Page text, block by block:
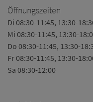
Öffnungszeiten
Di 08:30-11:45, 13:30-
Mi 08:30-11:45, 13:30-
Do 08:30-11:45, 13:30-
Fr 08:30-11:45, 13:30-
Sa 08:30-12:00